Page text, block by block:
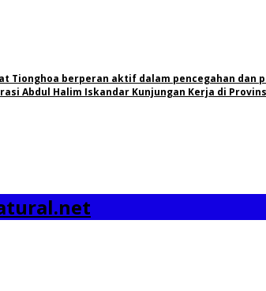
Tionghoa berperan aktif dalam pencegahan dan
Abdul Halim Iskandar Kunjungan Kerja di